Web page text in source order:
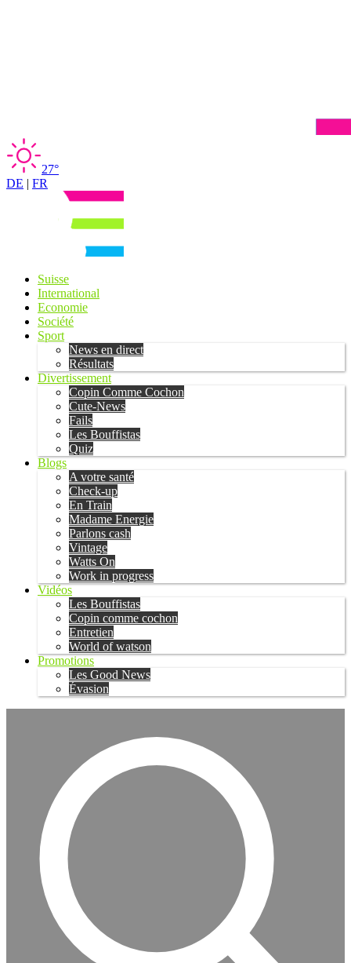
27°
DE | FR
Suisse
International
Economie
Société
Sport
News en direct
Résultats
Divertissement
Copin Comme Cochon
Cute-News
Fails
Les Bouffistas
Quiz
Blogs
A votre santé
Check-up
En Train
Madame Energie
Parlons cash
Vintage
Watts On
Work in progress
Vidéos
Les Bouffistas
Copin comme cochon
Entretien
World of watson
Promotions
Les Good News
Évasion